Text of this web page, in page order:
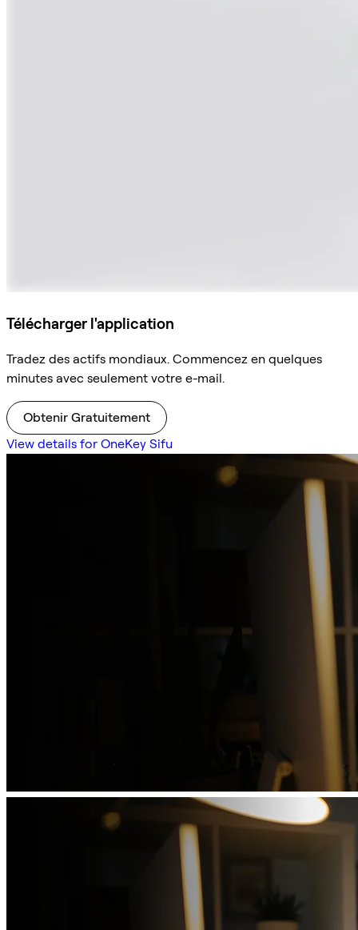
Télécharger l'application
Tradez des actifs mondiaux. Commencez en quelques
minutes avec seulement votre e-mail.
Obtenir Gratuitement
View details for OneKey Sifu